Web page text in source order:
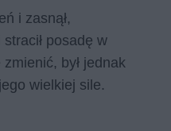
i zasnął,
posadę w
był jednak
wielkiej sile.